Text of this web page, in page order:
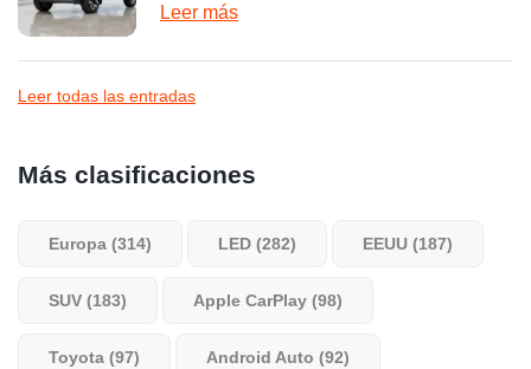
Leer más
Leer todas las entradas
Más clasificaciones
Europa (314) LED (282) EEUU (187)
SUV (183) Apple CarPlay (98)
Toyota (97) Android Auto (92)